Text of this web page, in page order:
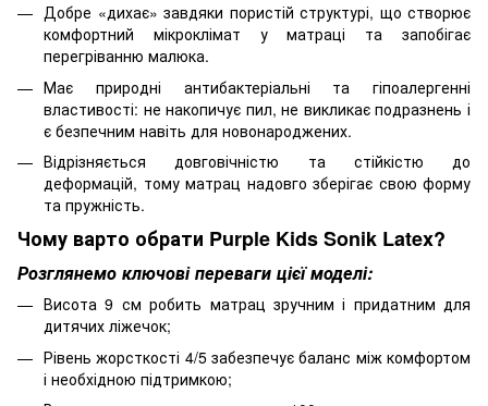
Добре «дихає» завдяки пористій структурі, що створює
комфортний мікроклімат у матраці та запобігає
перегріванню малюка.
Має природні антибактеріальні та гіпоалергенні
властивості: не накопичує пил, не викликає подразнень і
є безпечним навіть для новонароджених.
Відрізняється довговічністю та стійкістю до
деформацій, тому матрац надовго зберігає свою форму
та пружність.
Чому варто обрати Purple Kids Sonik Latex?
Розглянемо ключові переваги цієї моделі:
Висота 9 см робить матрац зручним і придатним для
дитячих ліжечок;
Рівень жорсткості 4/5 забезпечує баланс між комфортом
і необхідною підтримкою;